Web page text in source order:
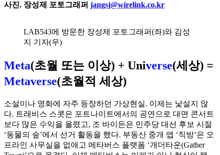
사진. 장성제 포토그래퍼 jangsj@wirelink.co.kr
LAB543에 방문한 장성제 포토그래퍼(좌)와 김성
지 기자(우)
Meta(초월 또는 이상) + Universe(세상) =
Metaverse(초월적 세상)
소설이나 영화에 자주 등장하던 가상현실. 이제는 낯설지 않
다. 트래비스 스콧은 포트나이트에서의 공연으로 대면 콘서트
보다 많은 수익을 올렸고, 조 바이든은 민주당 대선 후보 시절
‘동물의 숲’에서 선거 활동을 했다. 부동산 중개 앱 ‘직방’은 오
프라인 사무실을 없애고 메타버스 플랫폼 ‘개더타운(Gather